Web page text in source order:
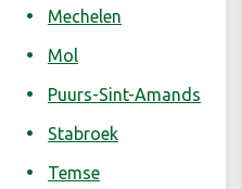
Mechelen
Mol
Puurs-Sint-Amands
Stabroek
Temse